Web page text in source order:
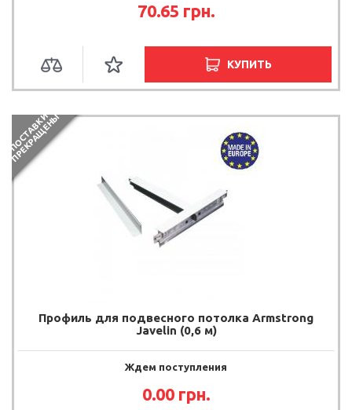
70.65 грн.
КУПИТЬ
П
О
С
Т
А
В
К
И
П
Р
Е
К
Р
А
Щ
Е
Н
Ы
Профиль для подвесного потолка Armstrong
Javelin (0,6 м)
Ждем поступления
0.00 грн.